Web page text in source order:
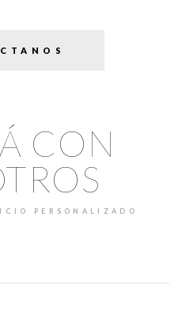
CON
PERSONALIZADO